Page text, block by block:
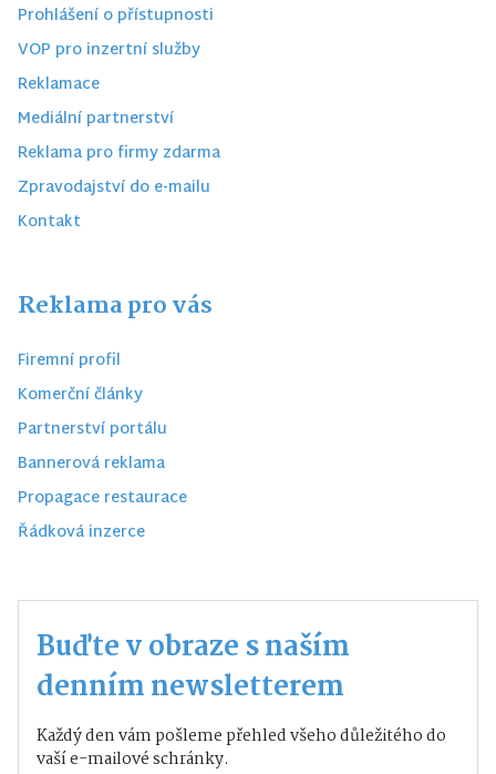
Prohlášení o přístupnosti
VOP pro inzertní služby
Reklamace
Mediální partnerství
Reklama pro firmy zdarma
Zpravodajství do e-mailu
Kontakt
Reklama pro vás
Firemní profil
Komerční články
Partnerství portálu
Bannerová reklama
Propagace restaurace
Řádková inzerce
Buďte v obraze s naším
denním newsletterem
Každý den vám pošleme přehled všeho důležitého do
vaší e-mailové schránky.